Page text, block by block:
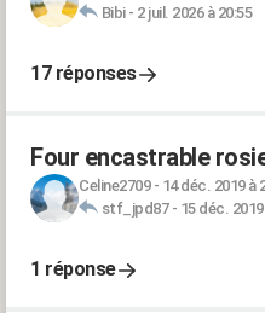
Bibi- 2 juil. 2026 à 20:55
17 réponses
Four encastrable
Celine2709- 14 déc. 2019 à
stf_jpd87- 15 déc.
1 réponse